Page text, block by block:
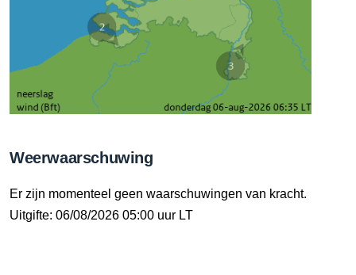
Weerwaarschuwing
Er zijn momenteel geen waarschuwingen van kracht.
Uitgifte: 06/08/2026 05:00 uur LT